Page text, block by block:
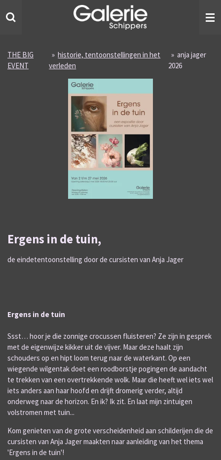
direct
hoofdinhoud
THE BIG
EVENT
» historie, tentoonstellingen in het
verleden
» anja jager
2026
Ergens in de tuin,
de eindetentoonstelling door de cursisten van Anja Jager
Ergens in de tuin
Ssst… hoor je die zonnige crocussen fluisteren? Ze zijn in gesprek
met de eigenwijze kikker uit de vijver. Maar deze haalt zijn
schouders op en hipt loom terug naar de waterkant. Op een
wiegende wilgentak doet een roodborstje pogingen de aandacht
te trekken van een overtrekkende wolk. Maar die heeft wel iets wel
iets anders aan haar hoofd en drijft dromerig verder, altijd
onderweg naar de horizon. En ik? Ik zit. En laat mijn zintuigen
volstromen met tuin...
Kom genieten van de grote verscheidenheid aan schilderijen die de
cursisten van Anja Jager maakten naar aanleiding van het thema
'Ergens in de tuin'!